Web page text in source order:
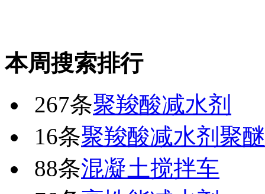
本周搜索排行
267条聚羧酸减水剂
16条聚羧酸减水剂聚醚
88条混凝土搅拌车